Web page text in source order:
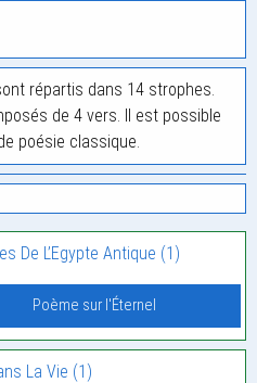
répartis dans 14 strophes.
de 4 vers. Il est possible
poésie classique.
De L’Egypte Antique (1)
Poème sur l'Éternel
La Vie (1)